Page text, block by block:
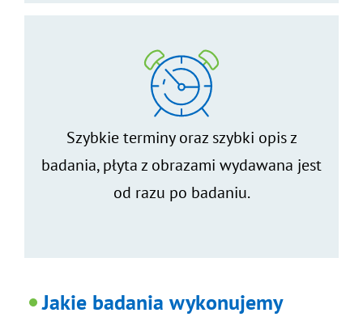
Szybkie terminy oraz szybki opis z
badania, płyta z obrazami wydawana jest
od razu po badaniu.
Jakie badania wykonujemy